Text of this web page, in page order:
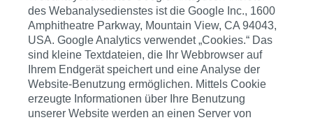
des Webanalysedienstes ist die Google Inc., 1600
Amphitheatre Parkway, Mountain View, CA 94043,
USA. Google Analytics verwendet „Cookies.“ Das
sind kleine Textdateien, die Ihr Webbrowser auf
Ihrem Endgerät speichert und eine Analyse der
Website-Benutzung ermöglichen. Mittels Cookie
erzeugte Informationen über Ihre Benutzung
unserer Website werden an einen Server von